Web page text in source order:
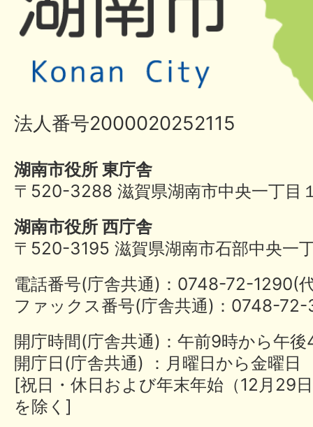
法人番号2000020252115
湖南市役所 東庁舎
〒520-3288 滋賀県湖南市中央一丁目
湖南市役所 西庁舎
〒520-3195 滋賀県湖南市石部中央一
電話番号(庁舎共通)：0748-72-
ファックス番号(庁舎共通)：0748-
開庁時間(庁舎共通)：午前9時から午
開庁日(庁舎共通) ：月曜日から金曜日
[祝日・休日および年末年始（12月29
を除く]